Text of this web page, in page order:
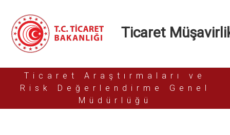
Ticaret
Ticaret Araştırmaları ve
Risk Değerlendirme Genel
Müdürlüğü